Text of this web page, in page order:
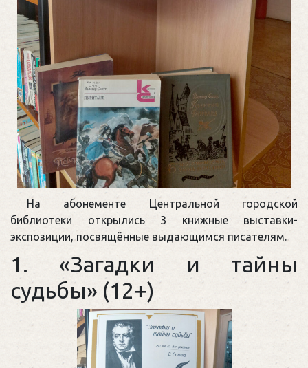
На абонементе Центральной городской
библиотеки открылись 3 книжные выставки-
экспозиции, посвящённые выдающимся писателям.
1. «Загадки и тайны
судьбы» (12+)